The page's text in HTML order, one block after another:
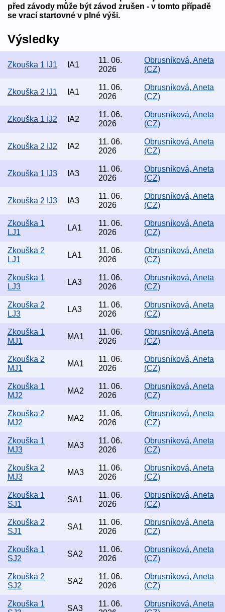
před závody může být závod zrušen - v tomto případě
se vrací startovné v plné výši.
Výsledky
Zkouška 1 IJ1 IA1
11. 06.
2026
Obrusníková, Aneta
(CZ)
Zkouška 2 IJ1 IA1
11. 06.
2026
Obrusníková, Aneta
(CZ)
Zkouška 1 IJ2 IA2
11. 06.
2026
Obrusníková, Aneta
(CZ)
Zkouška 2 IJ2 IA2
11. 06.
2026
Obrusníková, Aneta
(CZ)
Zkouška 1 IJ3 IA3
11. 06.
2026
Obrusníková, Aneta
(CZ)
Zkouška 2 IJ3 IA3
11. 06.
2026
Obrusníková, Aneta
(CZ)
Zkouška 1
LJ1
LA1
11. 06.
2026
Obrusníková, Aneta
(CZ)
Zkouška 2
LJ1
LA1
11. 06.
2026
Obrusníková, Aneta
(CZ)
Zkouška 1
LJ3
LA3
11. 06.
2026
Obrusníková, Aneta
(CZ)
Zkouška 2
LJ3
LA3
11. 06.
2026
Obrusníková, Aneta
(CZ)
Zkouška 1
MJ1
MA1
11. 06.
2026
Obrusníková, Aneta
(CZ)
Zkouška 2
MJ1
MA1
11. 06.
2026
Obrusníková, Aneta
(CZ)
Zkouška 1
MJ2
MA2
11. 06.
2026
Obrusníková, Aneta
(CZ)
Zkouška 2
MJ2
MA2
11. 06.
2026
Obrusníková, Aneta
(CZ)
Zkouška 1
MJ3
MA3
11. 06.
2026
Obrusníková, Aneta
(CZ)
Zkouška 2
MJ3
MA3
11. 06.
2026
Obrusníková, Aneta
(CZ)
Zkouška 1
SJ1
SA1
11. 06.
2026
Obrusníková, Aneta
(CZ)
Zkouška 2
SJ1
SA1
11. 06.
2026
Obrusníková, Aneta
(CZ)
Zkouška 1
SJ2
SA2
11. 06.
2026
Obrusníková, Aneta
(CZ)
Zkouška 2
SJ2
SA2
11. 06.
2026
Obrusníková, Aneta
(CZ)
Zkouška 1
SA3
11. 06.
Obrusníková, Aneta